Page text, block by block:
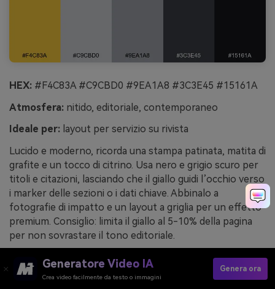
HEX: #F4C83A #C9CBD0 #9EA1A8 #3C3E45 #15161A
Atmosfera: nitido, editoriale, contemporaneo
Ideale per: layout per servizio su rivista
Lucido e moderno, ricorda una stampa patinata, matita di
grafite e un tocco di citrino. Usa nero e grigio scuro per
titoli e citazioni, lasciando che il giallo guidi l’occhio verso
i marker delle sezioni o i dati chiave. Abbinalo a
fotografie di impatto e un layout a griglia per un effetto
premium. Consiglio: limita il giallo al 5-10% della pagina
per non sovrastare il tono editoriale.
Esempio d'immagine di citrine graphite generata con
media.io
Generatore Video IA
Crea video facilmente da testo o immagini
Genera ora